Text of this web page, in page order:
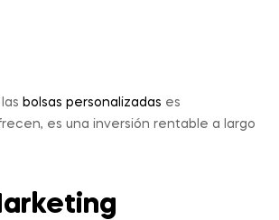
bolsas personalizadas es
es una inversión rentable a largo